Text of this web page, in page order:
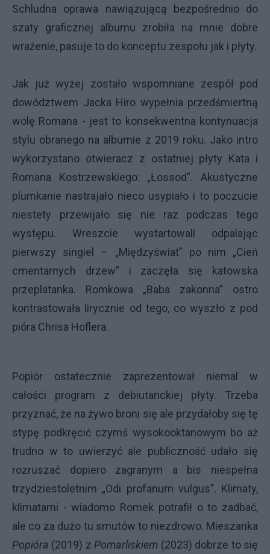
Schludna oprawa nawiązującą bezpośrednio do
szaty graficznej albumu zrobiła na mnie dobre
wrażenie, pasuje to do konceptu zespołu jak i płyty.
Jak już wyżej zostało wspomniane zespół pod
dowództwem Jacka Hiro wypełnia przedśmiertną
wolę Romana - jest to konsekwentna kontynuacja
stylu obranego na albumie z 2019 roku. Jako intro
wykorzystano otwieracz z ostatniej płyty Kata i
Romana Kostrzewskiego: „Łossod”. Akustyczne
plumkanie nastrajało nieco usypiało i to poczucie
niestety przewijało się nie raz podczas tego
występu. Wreszcie wystartowali odpalając
pierwszy singiel – „Międzyświat” po nim „Cień
cmentarnych drzew” i zaczęła się katowska
przeplatanka. Romkowa „Baba zakonna” ostro
kontrastowała lirycznie od tego, co wyszło z pod
pióra Chrisa Hoflera.
Popiór ostatecznie zaprezentował niemal w
całości program z debiutanckiej płyty. Trzeba
przyznać, że na żywo broni się ale przydałoby się tę
stypę podkręcić czymś wysokooktanowym bo aż
trudno w to uwierzyć ale publiczność udało się
rozruszać dopiero zagranym a bis niespełna
trzydziestoletnim „Odi profanum vulgus”. Klimaty,
klimatami - wiadomo Romek potrafił o to zadbać,
ale co za dużo tu smutów to niezdrowo. Mieszanka
Popióra (2019) z Pomarliskiem (2023) dobrze to się